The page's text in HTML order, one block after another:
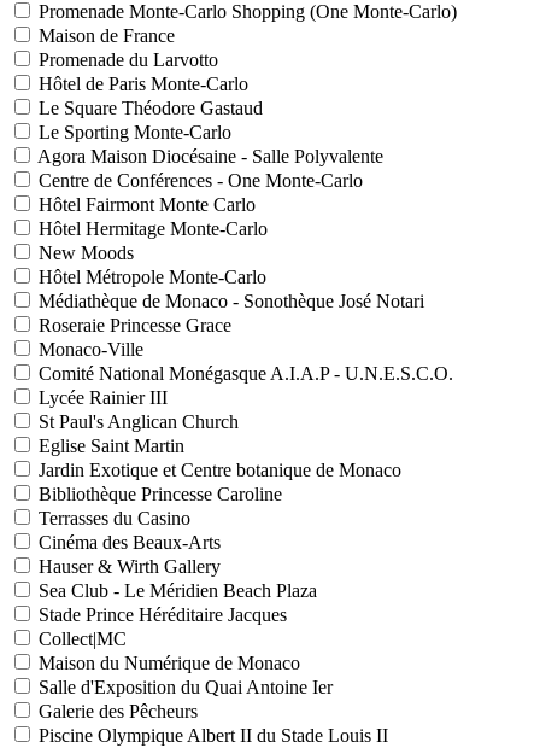
Promenade Monte-Carlo Shopping (One Monte-Carlo)
Maison de France
Promenade du Larvotto
Hôtel de Paris Monte-Carlo
Le Square Théodore Gastaud
Le Sporting Monte-Carlo
Agora Maison Diocésaine - Salle Polyvalente
Centre de Conférences - One Monte-Carlo
Hôtel Fairmont Monte Carlo
Hôtel Hermitage Monte-Carlo
New Moods
Hôtel Métropole Monte-Carlo
Médiathèque de Monaco - Sonothèque José Notari
Roseraie Princesse Grace
Monaco-Ville
Comité National Monégasque A.I.A.P - U.N.E.S.C.O.
Lycée Rainier III
St Paul's Anglican Church
Eglise Saint Martin
Jardin Exotique et Centre botanique de Monaco
Bibliothèque Princesse Caroline
Terrasses du Casino
Cinéma des Beaux-Arts
Hauser & Wirth Gallery
Sea Club - Le Méridien Beach Plaza
Stade Prince Héréditaire Jacques
Collect|MC
Maison du Numérique de Monaco
Salle d'Exposition du Quai Antoine Ier
Galerie des Pêcheurs
Piscine Olympique Albert II du Stade Louis II